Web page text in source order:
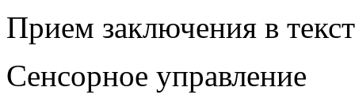
Прием заключения в
Сенсорное управление